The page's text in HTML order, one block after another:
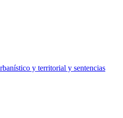
y territorial y sentencias